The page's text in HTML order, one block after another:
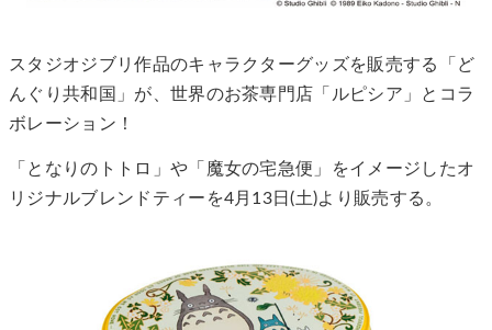
スタジオジブリ作品のキャラクターグッズを販売する「ど
んぐり共和国」が、世界のお茶専門店「ルピシア」とコラ
ボレーション！
「となりのトトロ」や「魔女の宅急便」をイメージしたオ
リジナルブレンドティーを4月13日(土)より販売する。